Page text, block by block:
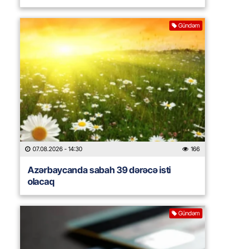
Gündəm
07.08.2026 - 14:30 166
Azərbaycanda sabah 39 dərəcə isti
olacaq
Gündəm